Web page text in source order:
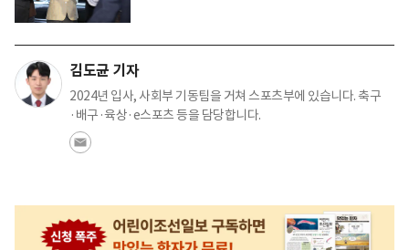
김도균 기자
2024년 입사, 사회부 기동팀을 거쳐 스포츠부에 있습니다. 축구
·배구·육상·e스포츠 등을 담당합니다.